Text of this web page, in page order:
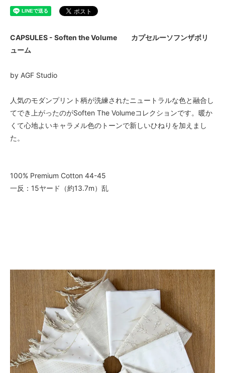
CAPSULES - Soften the Volume カプセルーソフンザボリ
ューム
by AGF Studio
人気のモダンプリント柄が洗練されたニュートラルな色と融合し
てでき上がったのがSoften The Volumeコレクションです。暖か
くて心地よいキャラメル色のトーンで新しいひねりを加えまし
た。
100% Premium Cotton 44-45
一反：15ヤード（約13.7m）乱